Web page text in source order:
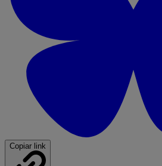
Copiar link